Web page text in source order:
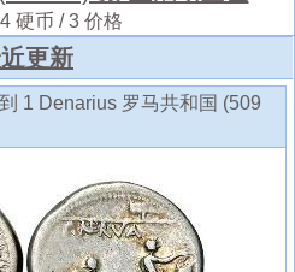
4 硬币 / 3 价格
更新
1 Denarius 罗马共和国 (509